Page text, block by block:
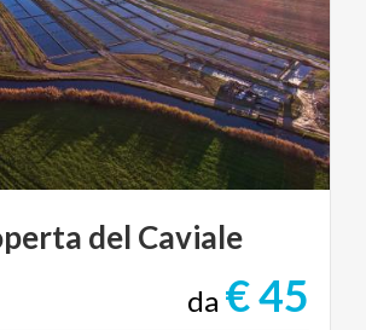
del Caviale
da € 45